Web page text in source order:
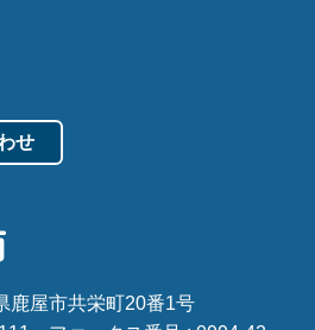
せ
鹿屋市共栄町20番1号